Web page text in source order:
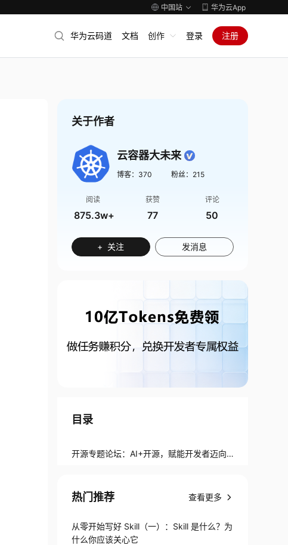
中国站 华为云App
华为云码道 文档 创作 登录 注册
关于作者
云容器大未来
博客： 370 粉丝： 215
阅读
875.3w+
获赞
77
评论
50
+ 关注 发消息
目录
开源专题论坛：AI+开源，赋能开发者迈向
热门推荐 查看更多
从零开始写好 Skill（一）：Skill 是什么？为
什么你应该关心它